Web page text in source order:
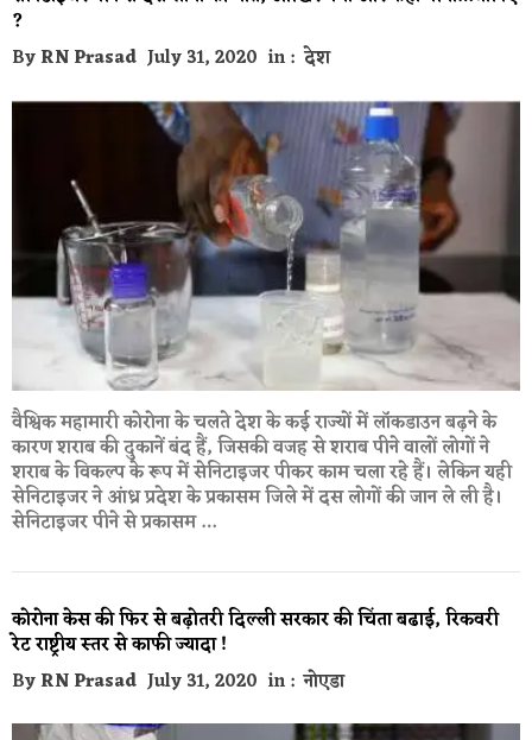
?
ByRN Prasad July 31, 2020 in :देश
वैश्विक महामारी कोरोना के चलते देश के कई राज्यों में लॉकडाउन बढ़ने के
कारण शराब की दुकानें बंद हैं, जिसकी वजह से शराब पीने वालों लोगों ने
शराब के विकल्प के रूप में सेनिटाइजर पीकर काम चला रहे हैं। लेकिन यही
सेनिटाइजर ने आंध्र प्रदेश के प्रकासम जिले में दस लोगों की जान ले ली है।
सेनिटाइजर पीने से प्रकासम …
कोरोना केस की फिर से बढ़ोतरी दिल्ली सरकार की चिंता बढाई, रिकवरी
रेट राष्ट्रीय स्तर से काफी ज्यादा !
ByRN Prasad July 31, 2020 in :नोएडा